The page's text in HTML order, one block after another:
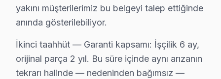
Göçbeyli'de Hisense TV Servisi
Göçbeyli mahallesindeki kullanıcılar, Hisense ekran
Güllübağlar'da Hisense TV Servisi
Güllübağlar mahallesinde Hisense TV’niz için
yakını müşterilerimiz bu belgeyi talep ettiğinde
anında gösterilebiliyor.
İkinci taahhüt — Garanti kapsamı: İşçilik 6 ay,
orijinal parça 2 yıl. Bu süre içinde aynı arızanın
tekrarı halinde — nedeninden bağımsız —